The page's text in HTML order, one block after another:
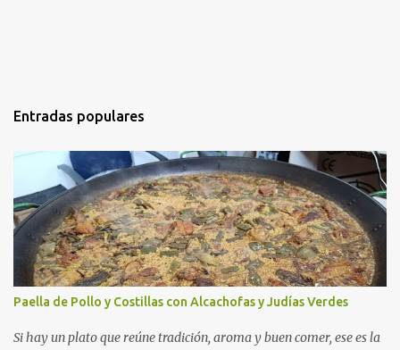
Entradas populares
Paella de Pollo y Costillas con Alcachofas y Judías Verdes
Si hay un plato que reúne tradición, aroma y buen comer, ese es la